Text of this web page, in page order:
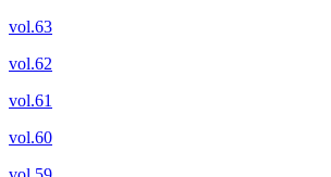
vol.63
vol.62
vol.61
vol.60